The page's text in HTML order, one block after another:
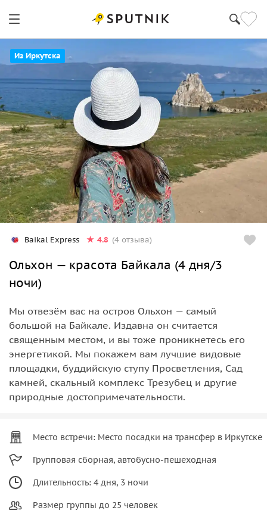
Из Иркутска
Baikal Express 4.8 (4 отзыва)
Ольхон — красота Байкала (4 дня/3
ночи)
Мы отвезём вас на остров Ольхон — самый
большой на Байкале. Издавна он считается
священным местом, и вы тоже проникнетесь его
энергетикой. Мы покажем вам лучшие видовые
площадки, буддийскую ступу Просветления, Сад
камней, скальный комплекс Трезубец и другие
природные достопримечательности.
Место встречи: Место посадки на трансфер в Иркутске
Групповая сборная, автобусно-пешеходная
Длительность: 4 дня, 3 ночи
Размер группы до 25 человек